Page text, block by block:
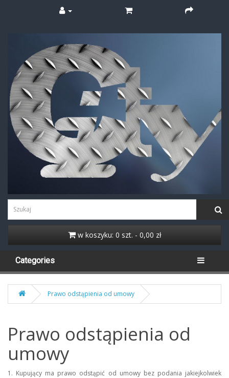
w koszyku: 0 szt. - 0,00 zł
Categories
Prawo odstąpienia od umowy
Prawo odstąpienia od
umowy
1. Kupujący ma prawo odstąpić od umowy bez podania jakiejkolwiek